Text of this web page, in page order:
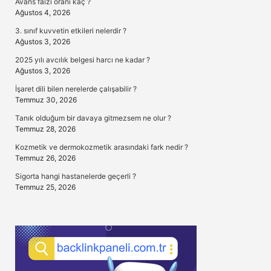
Ağustos 4, 2026
3. sınıf kuvvetin etkileri nelerdir ?
Ağustos 3, 2026
2025 yılı avcılık belgesi harcı ne kadar ?
Ağustos 3, 2026
İşaret dili bilen nerelerde çalışabilir ?
Temmuz 30, 2026
Tanık olduğum bir davaya gitmezsem ne olur ?
Temmuz 28, 2026
Kozmetik ve dermokozmetik arasındaki fark nedir ?
Temmuz 26, 2026
Sigorta hangi hastanelerde geçerli ?
Temmuz 25, 2026